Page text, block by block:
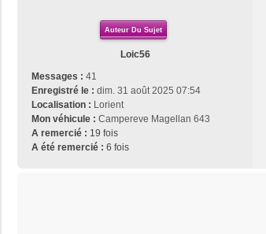
Auteur Du Sujet
Loic56
Messages : 41
Enregistré le : dim. 31 août 2025 07:54
Localisation : Lorient
Mon véhicule : Campereve Magellan 643
A remercié : 19 fois
A été remercié : 6 fois